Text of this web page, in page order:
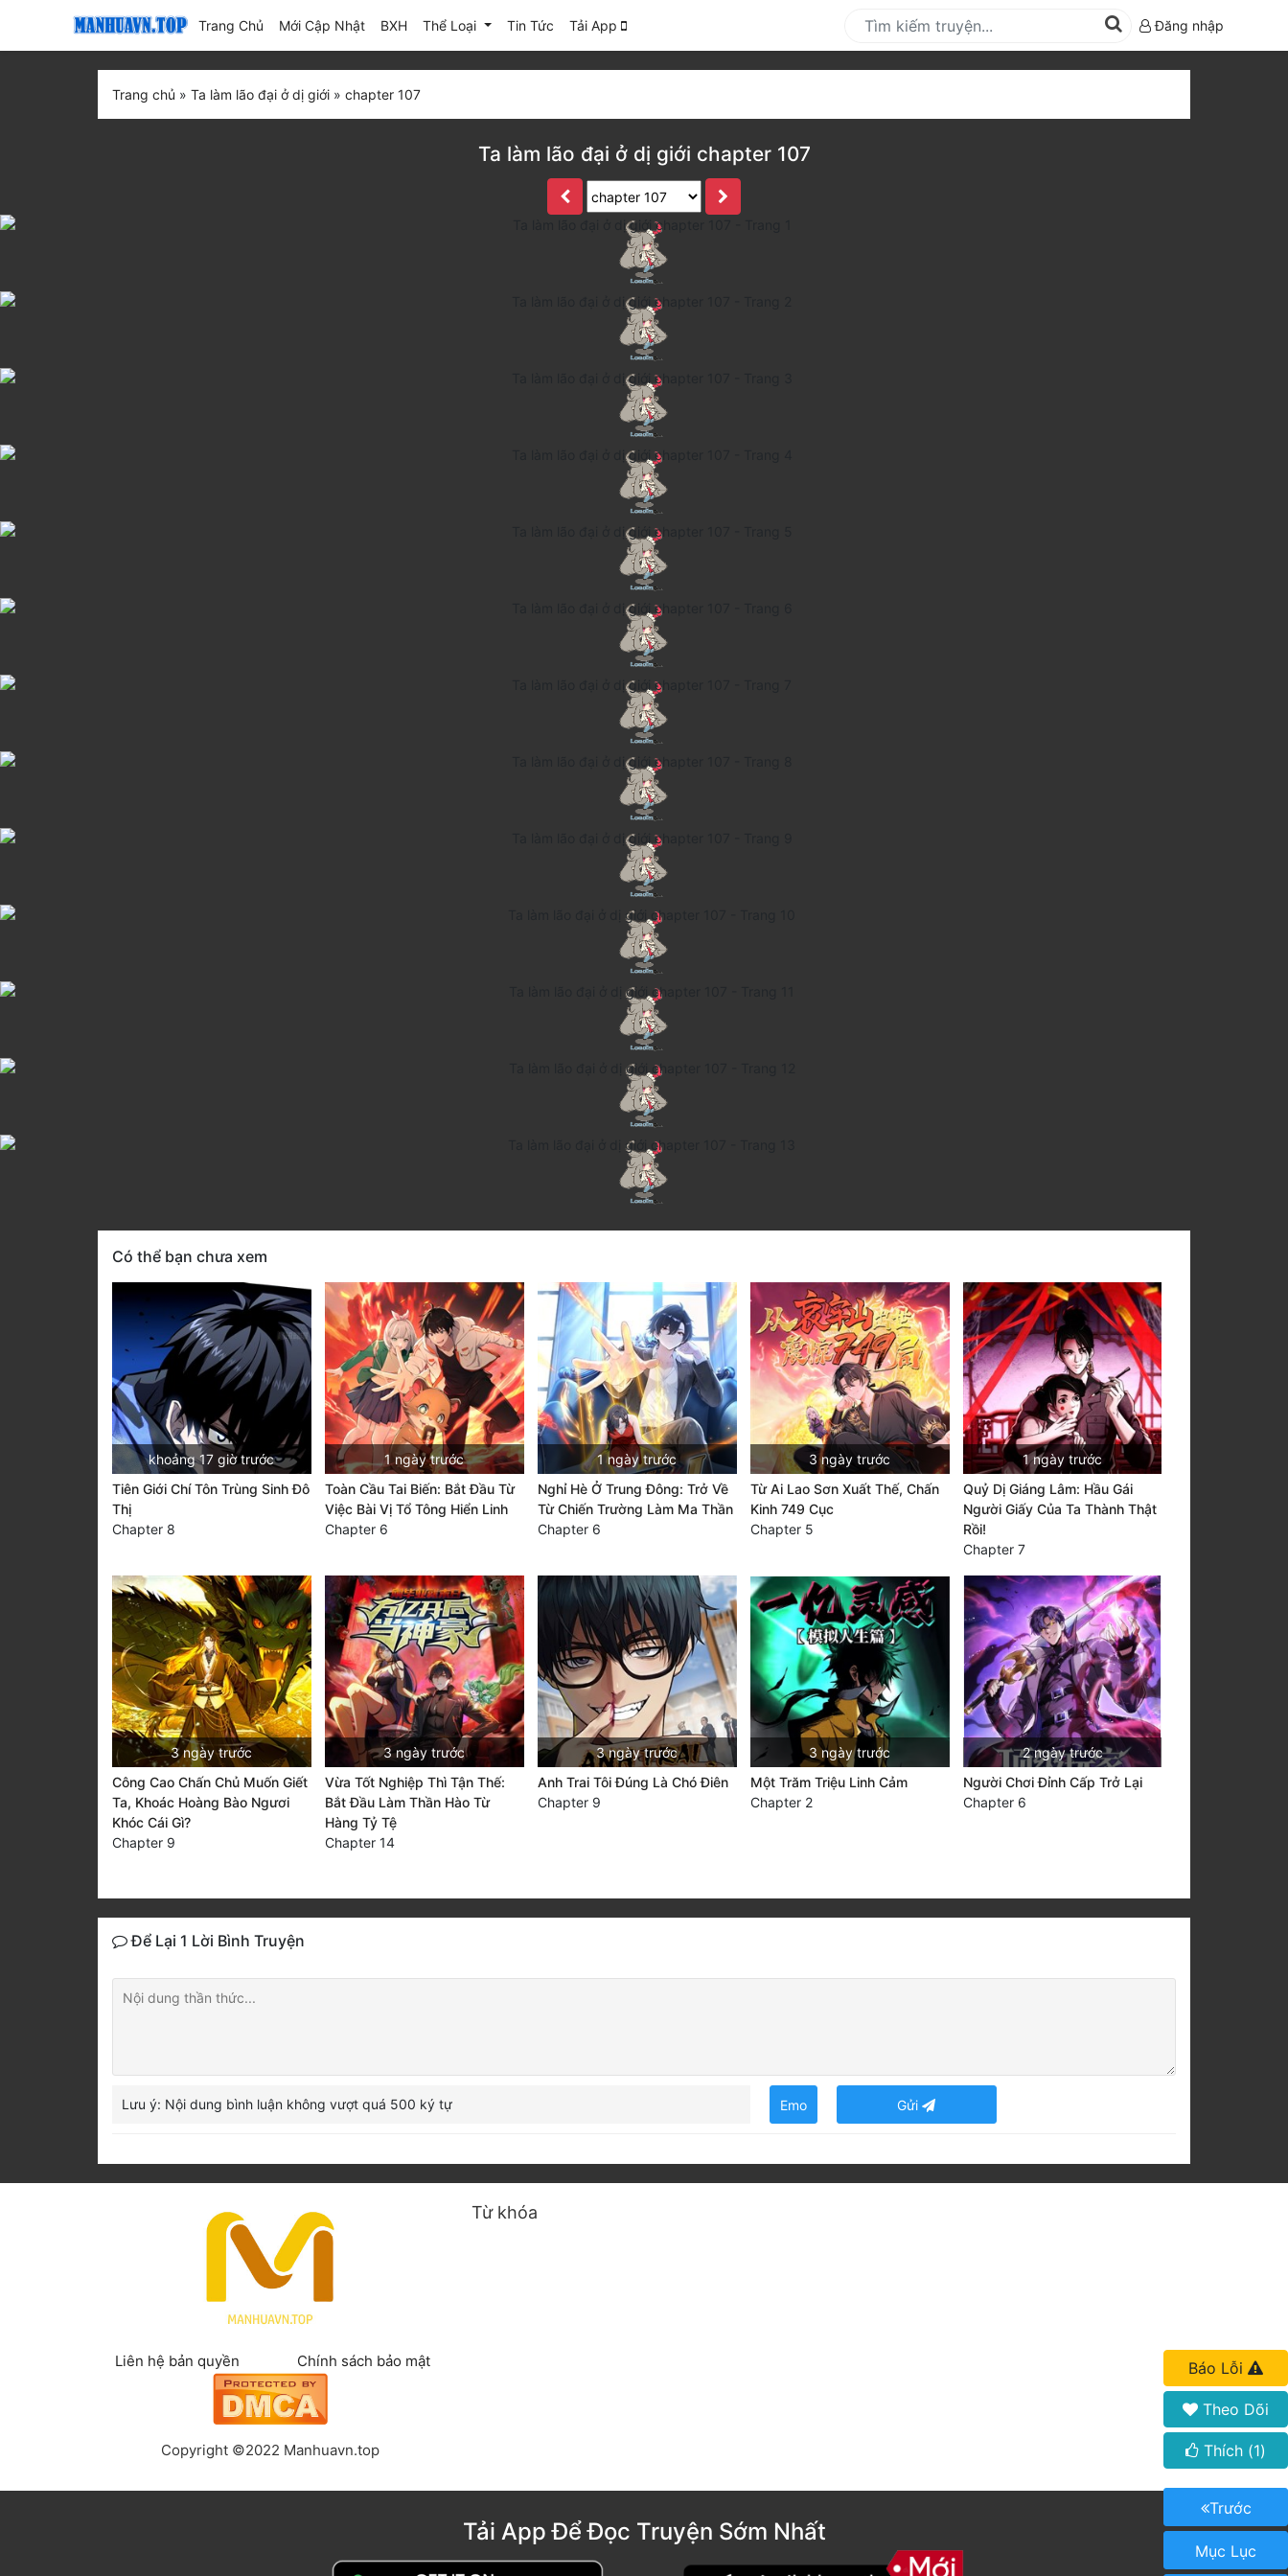
Trang Chủ Mới Cập Nhật(current)
BXH Thể Loại Tin Tức Tải App Đăng nhập
Trang chủ » Ta làm lão đại ở dị giới » chapter 107
Ta làm lão đại ở dị giới chapter 107
Báo Lỗi
Theo Dõi
Thích (1)
Trước
Mục Lục
Có thể bạn chưa xem
khoảng 17 giờ trước
Tiên Giới Chí Tôn Trùng Sinh Đô
Thị
Chapter 8
1 ngày trước
Toàn Cầu Tai Biến: Bắt Đầu Từ
Việc Bài Vị Tổ Tông Hiển Linh
Chapter 6
1 ngày trước
Nghỉ Hè Ở Trung Đông: Trở Về
Từ Chiến Trường Làm Ma Thần
Chapter 6
3 ngày trước
Từ Ai Lao Sơn Xuất Thế, Chấn
Kinh 749 Cục
Chapter 5
1 ngày trước
Quỷ Dị Giáng Lâm: Hầu Gái
Người Giấy Của Ta Thành Thật
Rồi!
Chapter 7
3 ngày trước
Công Cao Chấn Chủ Muốn Giết
Ta, Khoác Hoàng Bào Ngươi
Khóc Cái Gì?
Chapter 9
3 ngày trước
Vừa Tốt Nghiệp Thì Tận Thế:
Bắt Đầu Làm Thần Hào Từ
Hàng Tỷ Tệ
Chapter 14
3 ngày trước
Anh Trai Tôi Đúng Là Chó Điên
Chapter 9
3 ngày trước
Một Trăm Triệu Linh Cảm
Chapter 2
2 ngày trước
Người Chơi Đỉnh Cấp Trở Lại
Chapter 6
Để Lại 1 Lời Bình Truyện
Lưu ý: Nội dung bình luận không vượt quá 500 ký tự Emo Gửi
Liên hệ bản quyền Chính sách bảo mật
Copyright ©2022 Manhuavn.top
Từ khóa
Tải App Để Đọc Truyện Sớm Nhất